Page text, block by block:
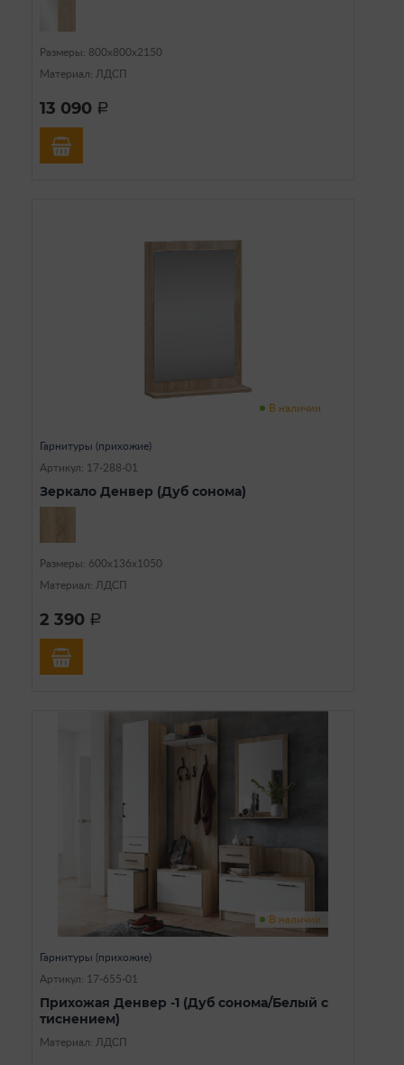
Размеры: 800х800х2150
Материал: ЛДСП
13 090 a
В наличии
Гарнитуры (прихожие)
Артикул: 17-288-01
Зеркало Денвер (Дуб сонома)
Размеры: 600х136х1050
Материал: ЛДСП
2 390 a
В наличии
Гарнитуры (прихожие)
Артикул: 17-655-01
Прихожая Денвер -1 (Дуб сонома/Белый с
тиснением)
Материал: ЛДСП